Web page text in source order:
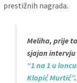
prestižnih nagrada.
Meliha, prije
sjajan intervju
“1 na 1 u
Klopić Murtić”